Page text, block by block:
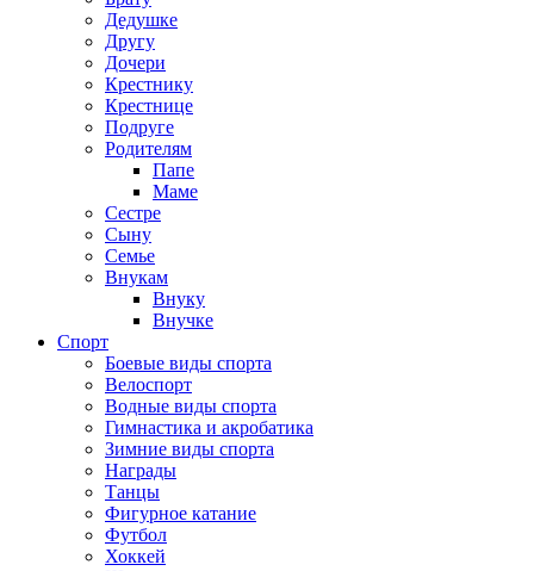
Дедушке
Другу
Дочери
Крестнику
Крестнице
Подруге
Родителям
Папе
Маме
Сестре
Сыну
Семье
Внукам
Внуку
Внучке
Спорт
Боевые виды спорта
Велоспорт
Водные виды спорта
Гимнастика и акробатика
Зимние виды спорта
Награды
Танцы
Фигурное катание
Футбол
Хоккей